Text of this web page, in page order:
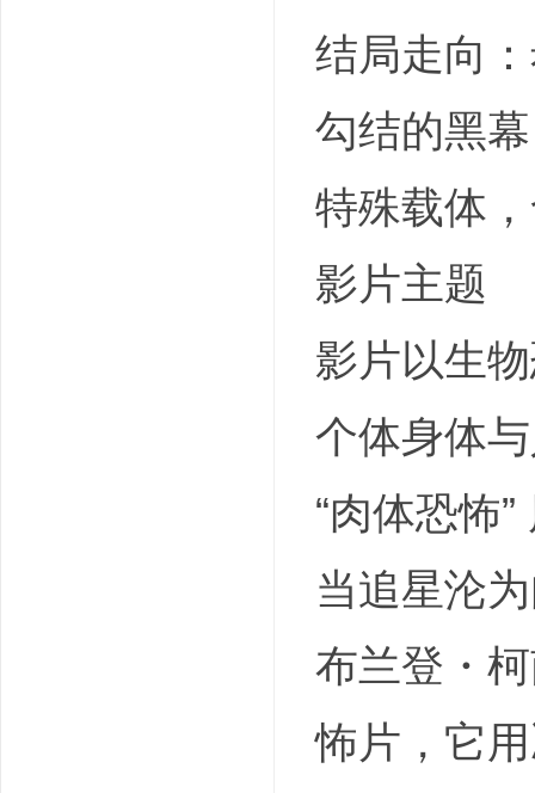
结局走向
勾结的黑
特殊载体
影片主题
影片以生
个体身体
“肉体恐怖
当追星沦
布兰登・
怖片，它